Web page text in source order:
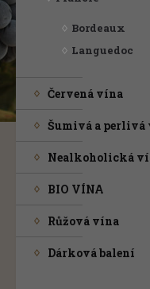
Bordeaux
Languedoc
Červená vína
Šumivá a perlivá
Nealkoholická
BIO VÍNA
Růžová vína
Dárková balení